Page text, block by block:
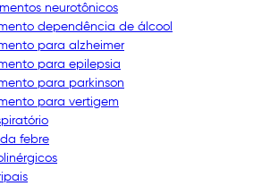
neurotônicos
dependência de álcool
para alzheimer
para epilepsia
para parkinson
para vertigem
febre